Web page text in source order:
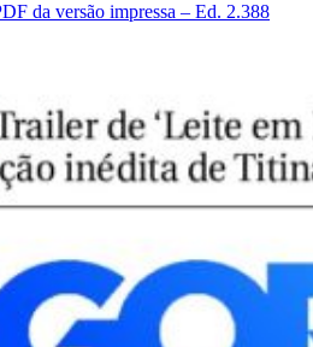
da versão impressa – Ed. 2.388